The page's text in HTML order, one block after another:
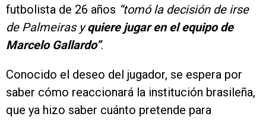
futbolista de 26 años “tomó la decisión de irse
de Palmeiras yquiere jugar en el equipo de
Marcelo Gallardo”.
Conocido el deseo del jugador, se espera por
saber cómo reaccionará la institución brasileña,
que ya hizo saber cuánto pretende para